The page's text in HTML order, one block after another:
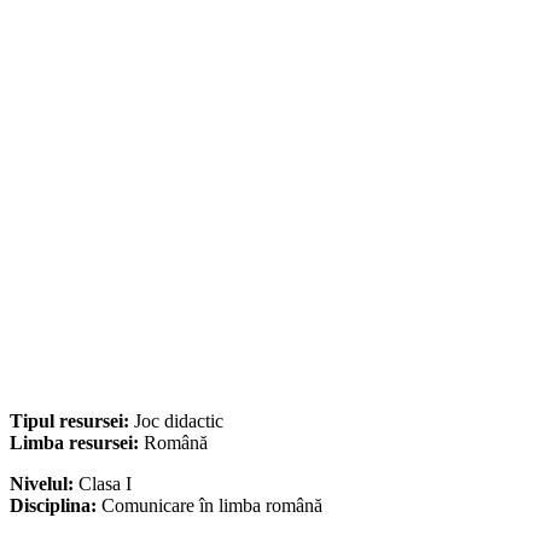
Tipul resursei: Joc didactic
Limba resursei: Română
Nivelul: Clasa I
Disciplina: Comunicare în limba română